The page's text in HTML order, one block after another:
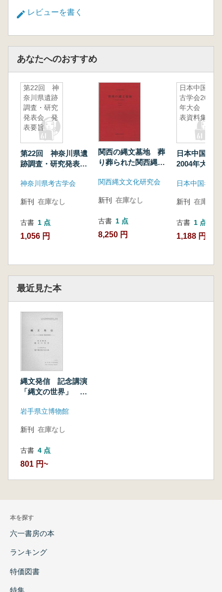
レビューを書く
あなたへのおすすめ
第22回 神
奈川県遺跡
調査・研究
発表会 発
表要旨
第22回 神奈川県遺
跡調査・研究発表
神奈川県考古学会
新刊 在庫なし
古書 1 点
1,056 円
関西の縄文墓地 葬
り葬られた関西縄文
関西縄文文化研究会
新刊 在庫なし
古書 1 点
8,250 円
日本中国考
古学会2004
年大会 発
表資料集
日本中国考
2004年大会
日本中国考古
新刊 在庫なし
古書 1 点
1,188 円
最近見た本
縄文発信 記念講演
「縄文の世界」 シ
文化の北と南」
岩手県立博物館
新刊 在庫なし
古書 4 点
801 円~
本を探す
六一書房の本
ランキング
特価図書